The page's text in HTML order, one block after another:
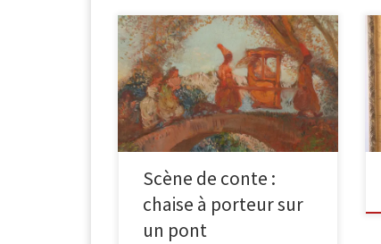
Scène de conte : Des personnages
transportant une chaise à porteurs
sur une passerelle signé « Gaston la
Touche » […]
Scène de conte :
chaise à porteur sur
un pont